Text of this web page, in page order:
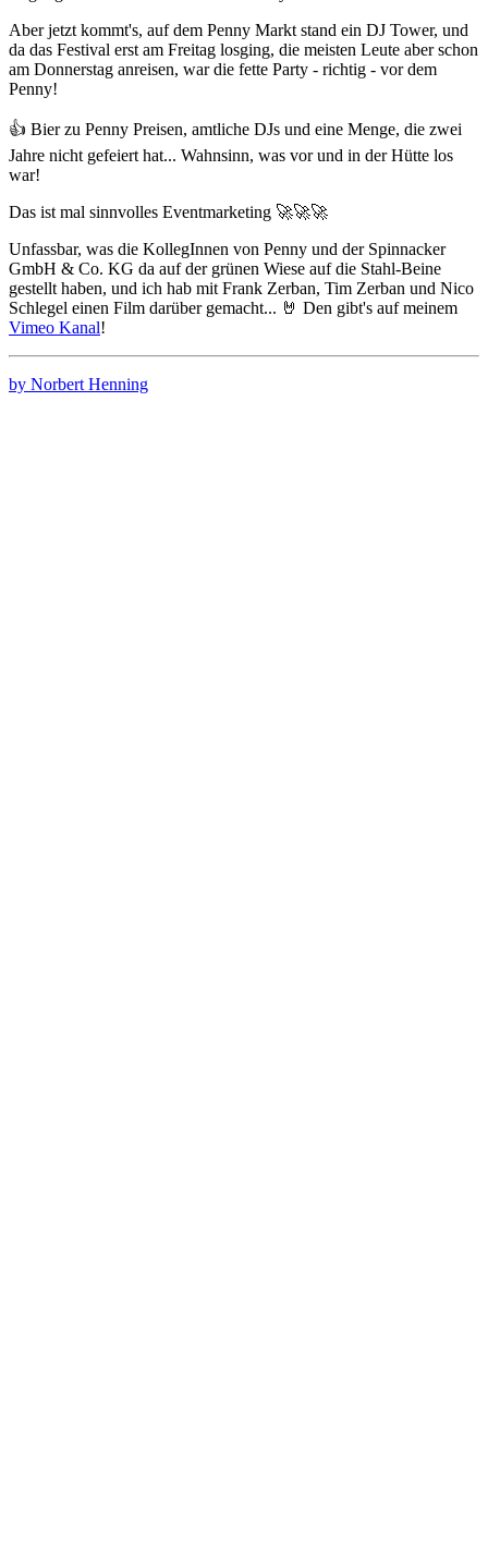
Aber jetzt kommt's, auf dem Penny Markt stand ein DJ Tower, und
da das Festival erst am Freitag losging, die meisten Leute aber schon
am Donnerstag anreisen, war die fette Party - richtig - vor dem
Penny!
👍 Bier zu Penny Preisen, amtliche DJs und eine Menge, die zwei
Jahre nicht gefeiert hat... Wahnsinn, was vor und in der Hütte los
war!
Das ist mal sinnvolles Eventmarketing 🚀🚀🚀
Unfassbar, was die KollegInnen von Penny und der Spinnacker
GmbH & Co. KG da auf der grünen Wiese auf die Stahl-Beine
gestellt haben, und ich hab mit Frank Zerban, Tim Zerban und Nico
Schlegel einen Film darüber gemacht... 🤘 Den gibt's auf meinem
Vimeo Kanal!
by Norbert Henning